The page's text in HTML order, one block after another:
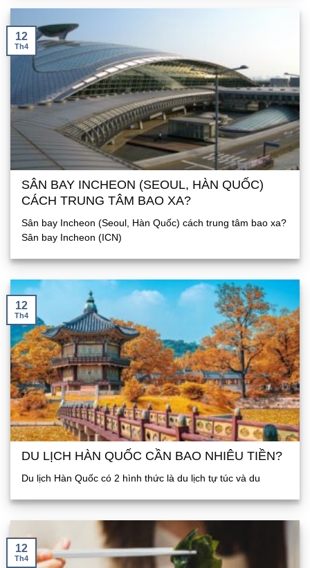
SÂN BAY INCHEON (SEOUL, HÀN QUỐC)
CÁCH TRUNG TÂM BAO XA?
Sân bay Incheon (Seoul, Hàn Quốc) cách trung tâm bao xa?
Sân bay Incheon (ICN)
12
Th4
DU LỊCH HÀN QUỐC CẦN BAO NHIÊU TIỀN?
Du lịch Hàn Quốc có 2 hình thức là du lịch tự túc và du
12
Th4
12
Th4